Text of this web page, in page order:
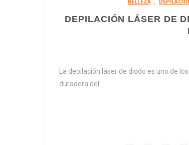
BELLEZA ,
DEPILACIÓN LÁSER DE
La depilación láser de diodo es uno de
duradera del